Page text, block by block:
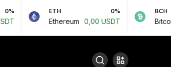
ETH
Ethereum 0,00 USDT
BCH
Bitcoin